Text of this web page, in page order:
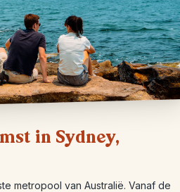
in Sydney,
metropool van Australië. Vanaf de